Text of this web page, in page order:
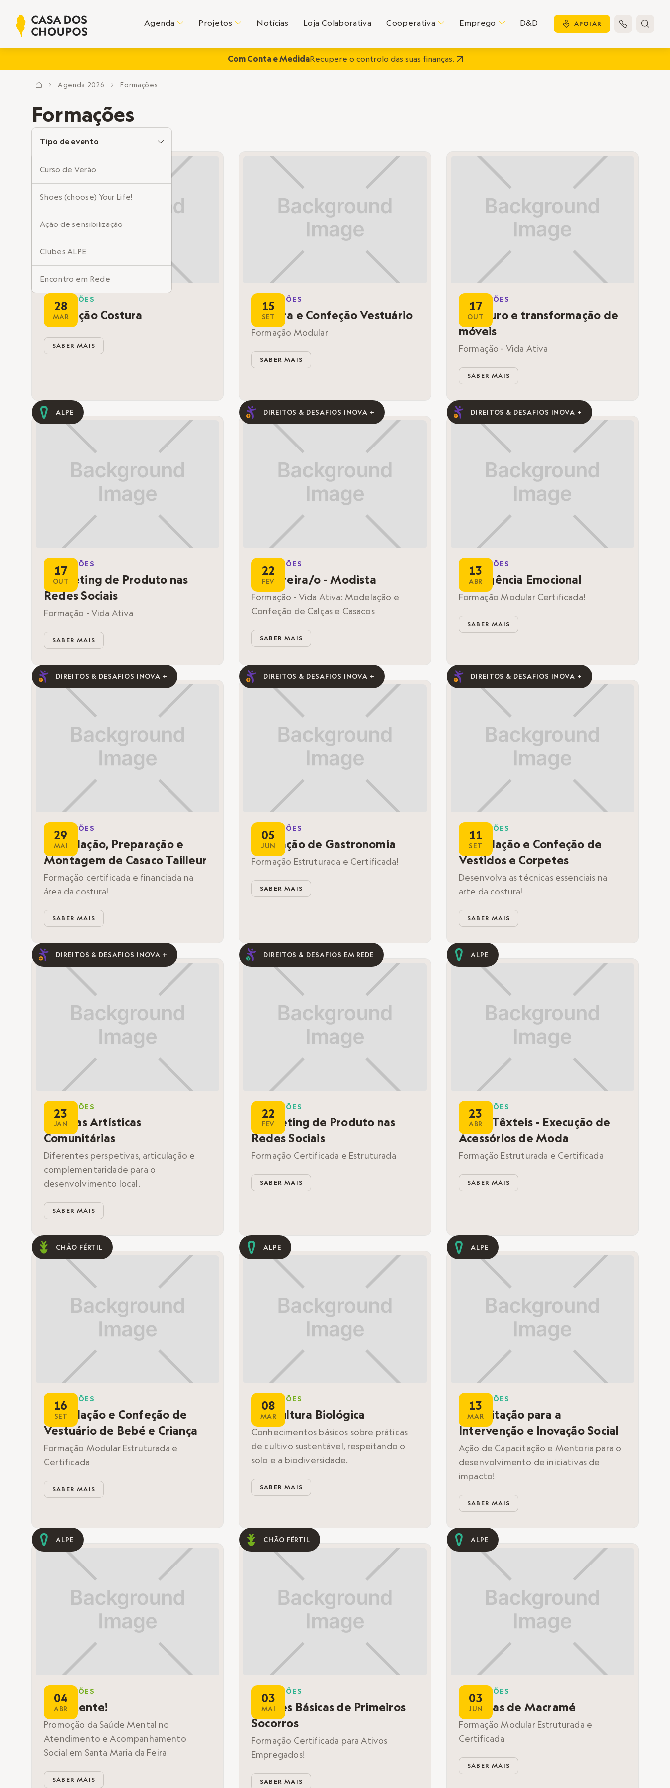
Agenda C Projetos C Notícias Loja Colaborativa Cooperativa C Emprego C D&D y APOIAR  
Com Conta e MedidaRecupere o controlo das suas finanças.
? E Agenda 2026 E Formações
Formações
Tipo de evento C
Curso de Verão
Shoes (choose) Your Life!
Ação de sensibilização
Clubes ALPE
Encontro em Rede
Informação à Medida
Formações
Conversas
28
MAR
FORMAÇÕES
Formação Costura
SABER MAIS
ALPE
15
SET
FORMAÇÕES
Costura e Confeção Vestuário
Formação Modular
SABER MAIS
DIREITOS & DESAFIOS INOVA +
17
OUT
FORMAÇÕES
Restauro e transformação de
móveis
Formação - Vida Ativa
SABER MAIS
DIREITOS & DESAFIOS INOVA +
17
OUT
FORMAÇÕES
Marketing de Produto nas
Redes Sociais
Formação - Vida Ativa
SABER MAIS
DIREITOS & DESAFIOS INOVA +
22
FEV
FORMAÇÕES
Costureira/o - Modista
Formação - Vida Ativa: Modelação e
Confeção de Calças e Casacos
SABER MAIS
DIREITOS & DESAFIOS INOVA +
13
ABR
FORMAÇÕES
Inteligência Emocional
Formação Modular Certificada!
SABER MAIS
DIREITOS & DESAFIOS INOVA +
29
MAI
FORMAÇÕES
Modelação, Preparação e
Montagem de Casaco Tailleur
Formação certificada e financiada na
área da costura!
SABER MAIS
DIREITOS & DESAFIOS INOVA +
05
JUN
FORMAÇÕES
Formação de Gastronomia
Formação Estruturada e Certificada!
SABER MAIS
DIREITOS & DESAFIOS EM REDE
11
SET
FORMAÇÕES
Modelação e Confeção de
Vestidos e Corpetes
Desenvolva as técnicas essenciais na
arte da costura!
SABER MAIS
ALPE
23
JAN
FORMAÇÕES
Práticas Artísticas
Comunitárias
Diferentes perspetivas, articulação e
complementaridade para o
desenvolvimento local.
SABER MAIS
CHÃO FÉRTIL
22
FEV
FORMAÇÕES
Marketing de Produto nas
Redes Sociais
Formação Certificada e Estruturada
SABER MAIS
ALPE
23
ABR
FORMAÇÕES
Artes Têxteis - Execução de
Acessórios de Moda
Formação Estruturada e Certificada
SABER MAIS
ALPE
16
SET
FORMAÇÕES
Modelação e Confeção de
Vestuário de Bebé e Criança
Formação Modular Estruturada e
Certificada
SABER MAIS
ALPE
08
MAR
FORMAÇÕES
Agricultura Biológica
Conhecimentos básicos sobre práticas
de cultivo sustentável, respeitando o
solo e a biodiversidade.
SABER MAIS
CHÃO FÉRTIL
13
MAR
FORMAÇÕES
Capacitação para a
Intervenção e Inovação Social
Ação de Capacitação e Mentoria para o
desenvolvimento de iniciativas de
impacto!
SABER MAIS
ALPE
04
ABR
FORMAÇÕES
AltaMente!
Promoção da Saúde Mental no
Atendimento e Acompanhamento
Social em Santa Maria da Feira
SABER MAIS
03
MAI
FORMAÇÕES
Noções Básicas de Primeiros
Socorros
Formação Certificada para Ativos
Empregados!
SABER MAIS
03
JUN
FORMAÇÕES
Técnicas de Macramé
Formação Modular Estruturada e
Certificada
SABER MAIS